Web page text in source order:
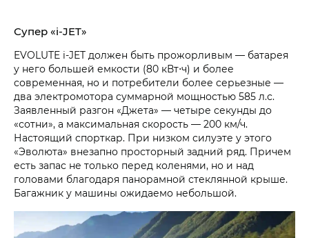
Супер «i‑JET»
EVOLUTE i‑JET должен быть прожорливым — батарея
у него большей емкости (80 кВт⋅ч) и более
современная, но и потребители более серьезные —
два электромотора суммарной мощностью 585 л.с.
Заявленный разгон «Джета» — четыре секунды до
«сотни», а максимальная скорость — 200 км/ч.
Настоящий спорткар. При низком силуэте у этого
«Эволюта» внезапно просторный задний ряд. Причем
есть запас не только перед коленями, но и над
головами благодаря панорамной стеклянной крыше.
Багажник у машины ожидаемо небольшой.